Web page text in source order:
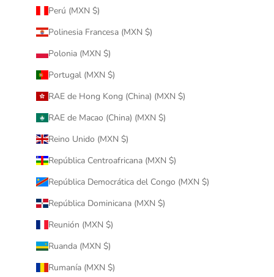
Perú (MXN $)
Polinesia Francesa (MXN $)
Polonia (MXN $)
Portugal (MXN $)
RAE de Hong Kong (China) (MXN $)
RAE de Macao (China) (MXN $)
Reino Unido (MXN $)
República Centroafricana (MXN $)
República Democrática del Congo (MXN $)
República Dominicana (MXN $)
Reunión (MXN $)
Ruanda (MXN $)
Rumanía (MXN $)